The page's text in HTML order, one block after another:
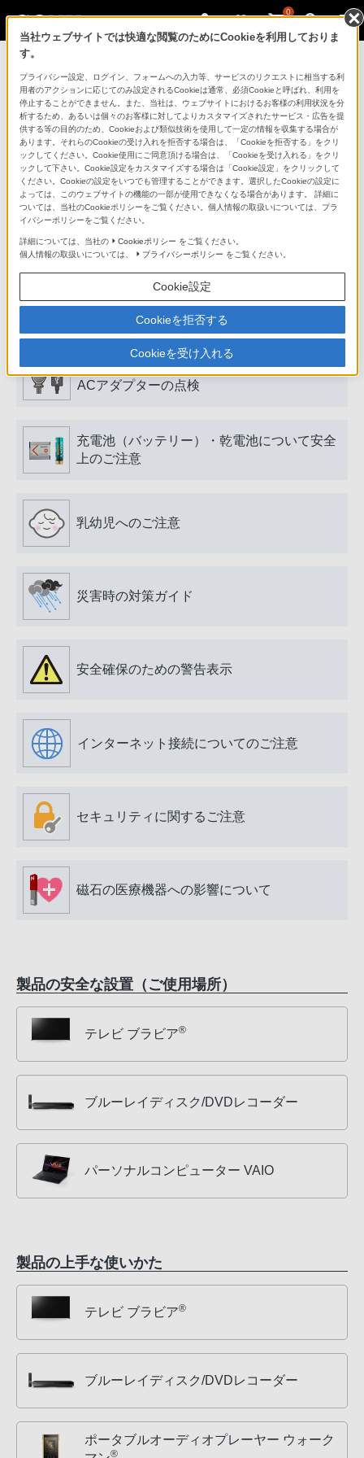
0
製品を安全に、安心してご使用いただ
くために
日常の清掃・点検が大切です。安全のため取扱説明書を
よく読みましょう。
製品に関する重要なお知らせ
安全で上手な使いかた
愛情点検のおすすめ
電源プラグ・コード、USB端子・ケーブル、
ACアダプターの点検
充電池（バッテリー）・乾電池について安全
上のご注意
乳幼児へのご注意
災害時の対策ガイド
安全確保のための警告表示
インターネット接続についてのご注意
セキュリティに関するご注意
磁石の医療機器への影響について
製品の安全な設置（ご使用場所）
テレビ ブラビア®
ブルーレイディスク/DVDレコーダー
パーソナルコンピューター VAIO
製品の上手な使いかた
テレビ ブラビア®
ブルーレイディスク/DVDレコーダー
ポータブルオーディオプレーヤー ウォーク
®
当社ウェブサイトでは快適な閲覧のためにCookieを利用しておりま
す。
プライバシー設定、ログイン、フォームへの入力等、サービスのリクエストに相当する利
用者のアクションに応じてのみ設定されるCookieは通常、必須Cookieと呼ばれ、利用を
停止することができません。また、当社は、ウェブサイトにおけるお客様の利用状況を分
析するため、あるいは個々のお客様に対してよりカスタマイズされたサービス・広告を提
供する等の目的のため、Cookieおよび類似技術を使用して一定の情報を収集する場合が
あります。それらのCookieの受け入れを拒否する場合は、「Cookieを拒否する」をクリ
ックしてください。Cookie使用にご同意頂ける場合は、「Cookieを受け入れる」をクリ
ックして下さい。Cookie設定をカスタマイズする場合は「Cookie設定」をクリックして
ください。Cookieの設定をいつでも管理することができます。選択したCookieの設定に
よっては、このウェブサイトの機能の一部が使用できなくなる場合があります。 詳細に
ついては、当社のCookieポリシーをご覧ください。個人情報の取扱いについては、プラ
イバシーポリシーをご覧ください。
詳細については、当社の Cookieポリシー をご覧ください。
個人情報の取扱いについては、
プライバシーポリシー をご覧ください。
Cookie設定
Cookieを拒否する
Cookieを受け入れる